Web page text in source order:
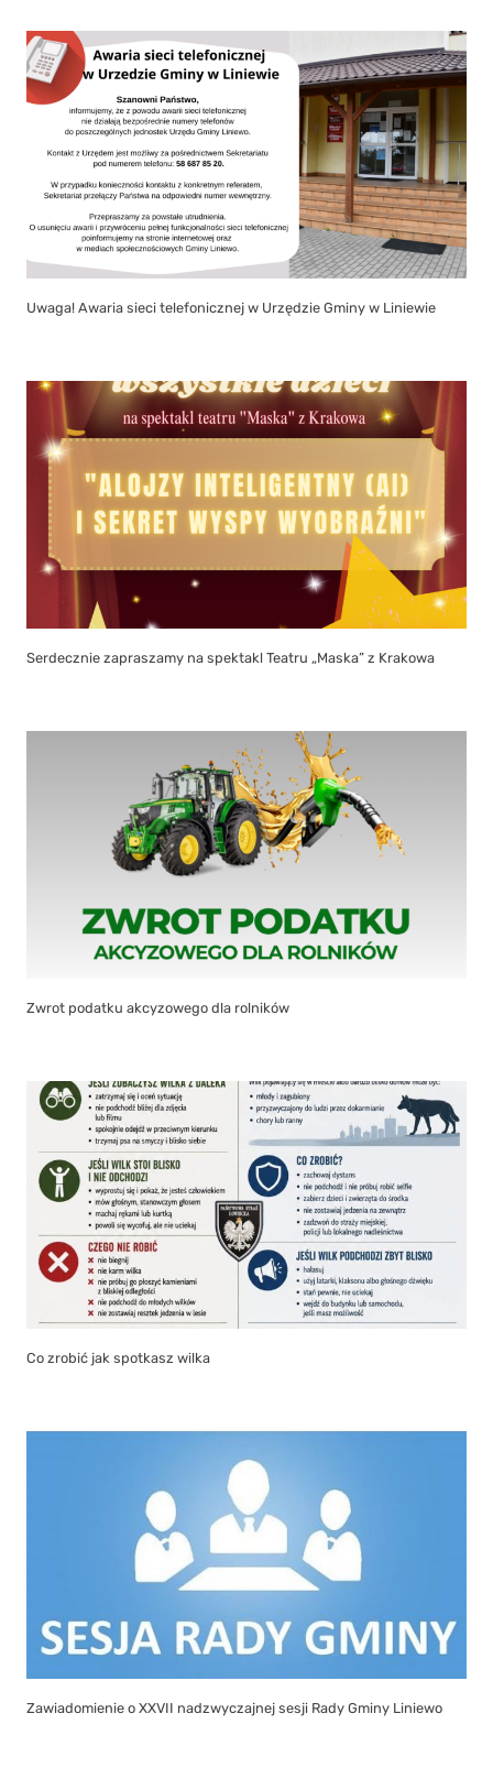
Uwaga! Awaria sieci telefonicznej w Urzędzie Gminy w Liniewie
Serdecznie zapraszamy na spektakl Teatru „Maska” z Krakowa
Zwrot podatku akcyzowego dla rolników
Co zrobić jak spotkasz wilka
Zawiadomienie o XXVII nadzwyczajnej sesji Rady Gminy Liniewo